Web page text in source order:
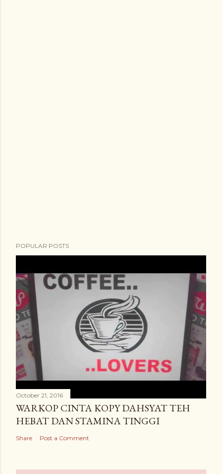
POPULAR POSTS
October 21, 2016
WARKOP CINTA KOPY DAHSYAT TEH
HEBAT DAN STAMINA TINGGI
Share Post a Comment